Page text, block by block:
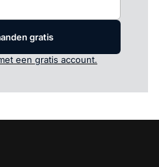
gratis
een gratis account.